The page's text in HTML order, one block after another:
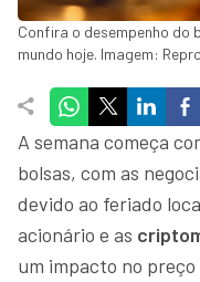
Confira o desempenho do
mundo hoje. Imagem:
A semana começa
bolsas, com as
devido ao feriado
acionário e as
um impacto no preço